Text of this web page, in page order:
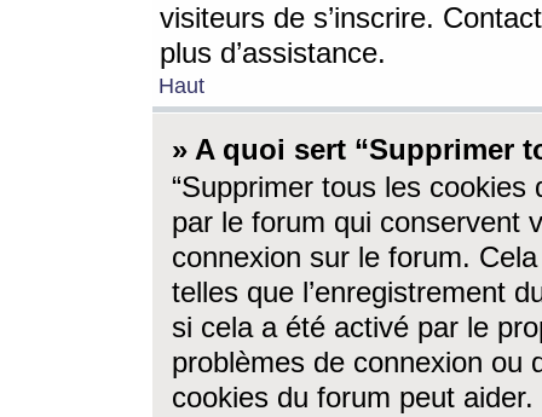
visiteurs de s’inscrire.
plus d’assistance.
Haut
» A quoi sert “Supprimer
“Supprimer tous les cookies
par le forum qui conservent
connexion sur le forum.
telles que l’enregistrement
si cela a été activé par le
problèmes de connexion ou
cookies du forum peut aider.